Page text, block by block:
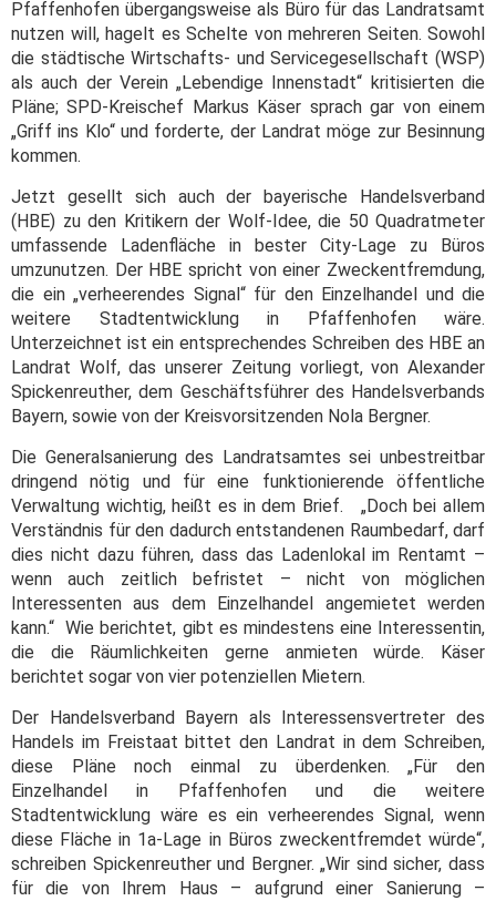
Pfaffenhofen übergangsweise als Büro für das Landratsamt
nutzen will, hagelt es Schelte von mehreren Seiten. Sowohl
die städtische Wirtschafts- und Servicegesellschaft (WSP)
als auch der Verein „Lebendige Innenstadt“ kritisierten die
Pläne; SPD-Kreischef Markus Käser sprach gar von einem
„Griff ins Klo“ und forderte, der Landrat möge zur Besinnung
kommen.
Jetzt gesellt sich auch der bayerische Handelsverband
(HBE) zu den Kritikern der Wolf-Idee, die 50 Quadratmeter
umfassende Ladenfläche in bester City-Lage zu Büros
umzunutzen. Der HBE spricht von einer Zweckentfremdung,
die ein „verheerendes Signal“ für den Einzelhandel und die
weitere Stadtentwicklung in Pfaffenhofen wäre.
Unterzeichnet ist ein entsprechendes Schreiben des HBE an
Landrat Wolf, das unserer Zeitung vorliegt, von Alexander
Spickenreuther, dem Geschäftsführer des Handelsverbands
Bayern, sowie von der Kreisvorsitzenden Nola Bergner.
Die Generalsanierung des Landratsamtes sei unbestreitbar
dringend nötig und für eine funktionierende öffentliche
Verwaltung wichtig, heißt es in dem Brief. „Doch bei allem
Verständnis für den dadurch entstandenen Raumbedarf, darf
dies nicht dazu führen, dass das Ladenlokal im Rentamt –
wenn auch zeitlich befristet – nicht von möglichen
Interessenten aus dem Einzelhandel angemietet werden
kann.“ Wie berichtet, gibt es mindestens eine Interessentin,
die die Räumlichkeiten gerne anmieten würde. Käser
berichtet sogar von vier potenziellen Mietern.
Der Handelsverband Bayern als Interessensvertreter des
Handels im Freistaat bittet den Landrat in dem Schreiben,
diese Pläne noch einmal zu überdenken. „Für den
Einzelhandel in Pfaffenhofen und die weitere
Stadtentwicklung wäre es ein verheerendes Signal, wenn
diese Fläche in 1a-Lage in Büros zweckentfremdet würde“,
schreiben Spickenreuther und Bergner. „Wir sind sicher, dass
für die von Ihrem Haus – aufgrund einer Sanierung –